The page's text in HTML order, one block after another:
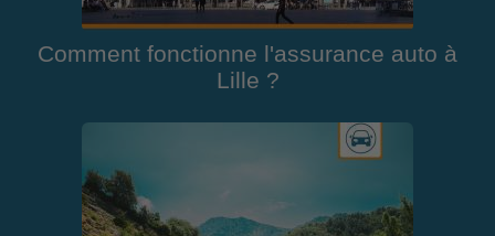
Comment fonctionne l'assurance auto à
Lille ?